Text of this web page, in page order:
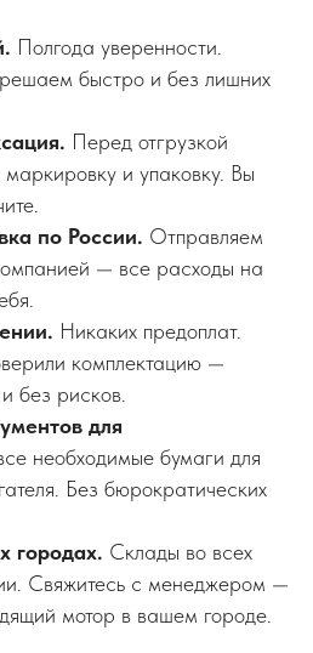
Полгода уверенности.
быстро и без лишних
Перед отгрузкой
и упаковку. Вы
по России. Отправляем
— все расходы на
Никаких предоплат.
комплектацию —
без рисков.
для
необходимые бумаги для
Без бюрократических
городах. Склады во всех
Свяжитесь с менеджером —
мотор в вашем городе.